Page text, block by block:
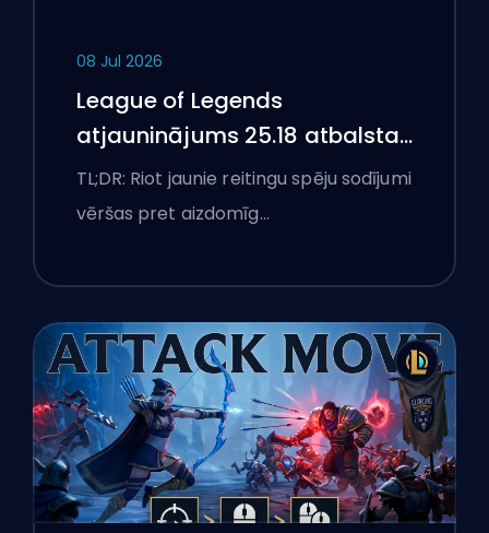
08 Jul 2026
League of Legends
atjauninājums 25.18 atbalsta
aizliegumus un boostēšanas
karogus
TL;DR: Riot jaunie reitingu spēju sodījumi
vēršas pret aizdomīg…